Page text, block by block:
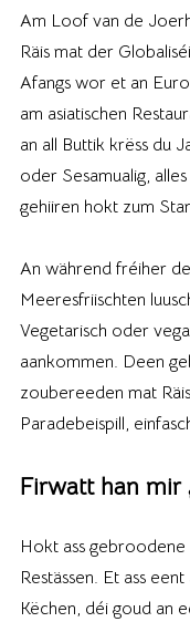
Am Loof van de
Räis mat der
Afangs wor et an
am asiatischen
an all Buttik krëss du
oder Sesamualig,
gehiiren hokt zum
An während fréiher
Meeresfriischten
Vegetarisch oder
aankommen. Deen
zoubereeden mat
Paradebeispill,
Firwatt han mir
Hokt ass gebroodene
Restässen. Et ass
Këchen, déi goud an